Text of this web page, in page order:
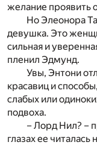
желание проявить
Но Элеонора
девушка. Это
сильная и
пленил Эдмунд.
Увы, Энтони
красавиц и
слабых или
подвоха.
– Лорд Нил? –
глазах ее